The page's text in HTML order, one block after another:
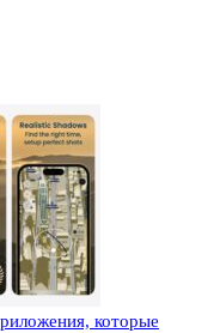
которые